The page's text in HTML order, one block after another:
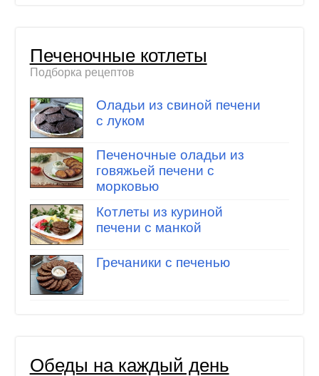
Печеночные котлеты
Подборка рецептов
Оладьи из свиной печени
с луком
Печеночные оладьи из
говяжьей печени с
морковью
Котлеты из куриной
печени с манкой
Гречаники с печенью
Обеды на каждый день